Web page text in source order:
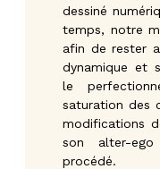
dessiné
temps, notre
afin de rester
dynamique et
le
saturation des
modifications
son alter-
procédé.